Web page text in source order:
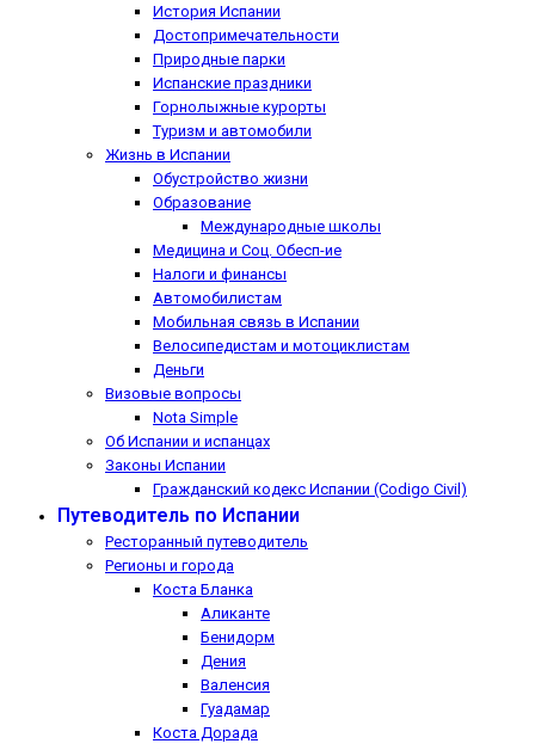
История Испании
Достопримечательности
Природные парки
Испанские праздники
Горнолыжные курорты
Туризм и автомобили
Жизнь в Испании
Обустройство жизни
Образование
Международные школы
Медицина и Соц. Обесп-ие
Налоги и финансы
Автомобилистам
Мобильная связь в Испании
Велосипедистам и мотоциклистам
Деньги
Визовые вопросы
Nota Simple
Об Испании и испанцах
Законы Испании
Гражданский кодекс Испании (Codigo Civil)
Путеводитель по Испании
Ресторанный путеводитель
Регионы и города
Коста Бланка
Аликанте
Бенидорм
Дения
Валенсия
Гуадамар
Коста Дорада